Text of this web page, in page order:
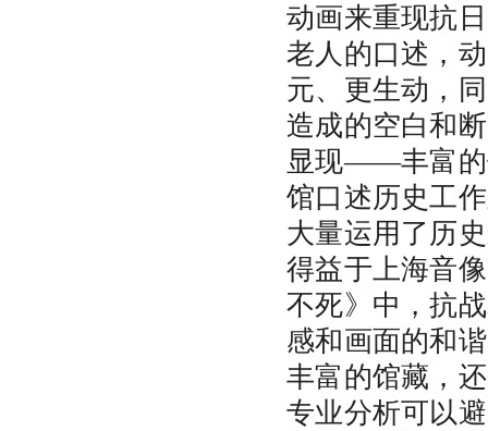
动画来重现抗
老人的口述，
元、更生动，
造成的空白和
显现——丰富的
馆口述历史工
大量运用了历
得益于上海音
不死》中，抗
感和画面的和
丰富的馆藏，
专业分析可以